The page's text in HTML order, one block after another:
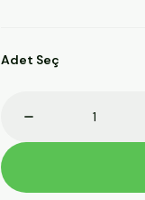
Adet Seç